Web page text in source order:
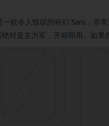
一款令人惊叹的科幻 Sans，非
绝对是主力军，开箱即用。如